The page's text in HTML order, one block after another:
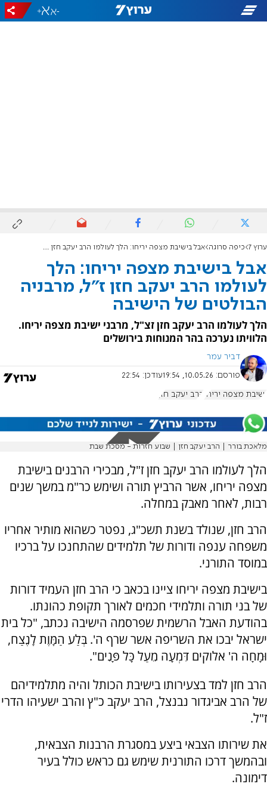
-
+
ערוץ 7 כיפה סרוגה אבל בישיבת מצפה יריחו: הלך לעולמו הרב יעקב חזן ז"ל, מרבניה הבולטים של הישיבה
אבל בישיבת מצפה יריחו: הלך
לעולמו הרב יעקב חזן ז"ל, מרבניה
הבולטים של הישיבה
הלך לעולמו הרב יעקב חזן זצ"ל, מרבני ישיבת מצפה יריחו.
הלוויתו נערכה בהר המנוחות בירושלים
דביר עמר
פורסם: 10.05.26, 19:54 עודכן: 22:54
ישיבת מצפה יריחו הרב יעקב חזן
מלאכת בורר | הרב יעקב חזן | שבוע חזרות - מסכת שבת
הלך לעולמו הרב יעקב חזן ז"ל, מבכירי הרבנים בישיבת
מצפה יריחו, אשר הרביץ תורה ושימש כר"מ במשך שנים
רבות, לאחר מאבק במחלה.
הרב חזן, שנולד בשנת תשכ"ג, נפטר כשהוא מותיר אחריו
משפחה ענפה ודורות של תלמידים שהתחנכו על ברכיו
במוסד התורני.
בישיבת מצפה יריחו ציינו בכאב כי הרב חזן העמיד דורות
של בני תורה ותלמידי חכמים לאורך תקופת כהונתו.
בהודעת האבל הרשמית שפרסמה הישיבה נכתב, "כל בית
ישראל יבכו את השריפה אשר שרף ה'. בְּלַע הַמָּוֶת לָנֶצַח,
וּמָחָה ה' אלוקים דִּמְעָה מֵעַל כָּל פָּנִים".
הרב חזן למד בצעירותו בישיבת הכותל והיה מתלמידיהם
של הרב אביגדור נבנצל, הרב יעקב כ"ץ והרב ישעיהו הדרי
ז"ל.
את שירותו הצבאי ביצע במסגרת הרבנות הצבאית,
ובהמשך דרכו התורנית שימש גם כראש כולל בעיר
דימונה.